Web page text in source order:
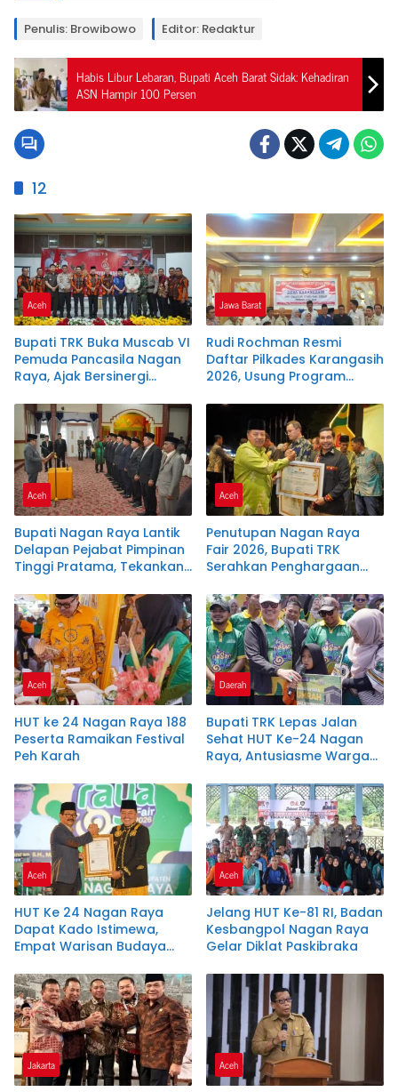
Penulis: Browibowo Editor: Redaktur
Habis Libur Lebaran, Bupati Aceh Barat Sidak: Kehadiran
ASN Hampir 100 Persen
12
Aceh
Bupati TRK Buka Muscab VI
Pemuda Pancasila Nagan
Raya, Ajak Bersinergi
Pembangunan Daerah
Jawa Barat
Rudi Rochman Resmi
Daftar Pilkades Karangasih
2026, Usung Program
Pendidikan, dan
Kesejahteraan Guru Ngaji
Aceh
Bupati Nagan Raya Lantik
Delapan Pejabat Pimpinan
Tinggi Pratama, Tekankan
Aceh
Penutupan Nagan Raya
Fair 2026, Bupati TRK
Serahkan Penghargaan
Aceh
HUT ke 24 Nagan Raya 188
Peserta Ramaikan Festival
Peh Karah
Daerah
Bupati TRK Lepas Jalan
Sehat HUT Ke-24 Nagan
Raya, Antusiasme Warga
Aceh
HUT Ke 24 Nagan Raya
Dapat Kado Istimewa,
Empat Warisan Budaya
Aceh
Jelang HUT Ke-81 RI, Badan
Kesbangpol Nagan Raya
Gelar Diklat Paskibraka
Jakarta Aceh